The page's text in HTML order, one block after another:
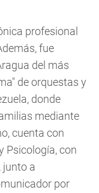
profesional
fue
del más
de orquestas y
donde
mediante
cuenta con
Psicología, con
junto a
por